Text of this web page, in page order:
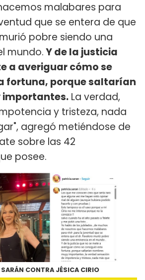
malabares para
que se entera de que
pobre siendo una
mundo.Y de la justicia
a averiguar cómo se
fortuna, porque saltarían
importantes. La verdad,
y tristeza, nada
agregó metiéndose de
sobre las 42
posee.
CONTRA JÉSICA CIRIO